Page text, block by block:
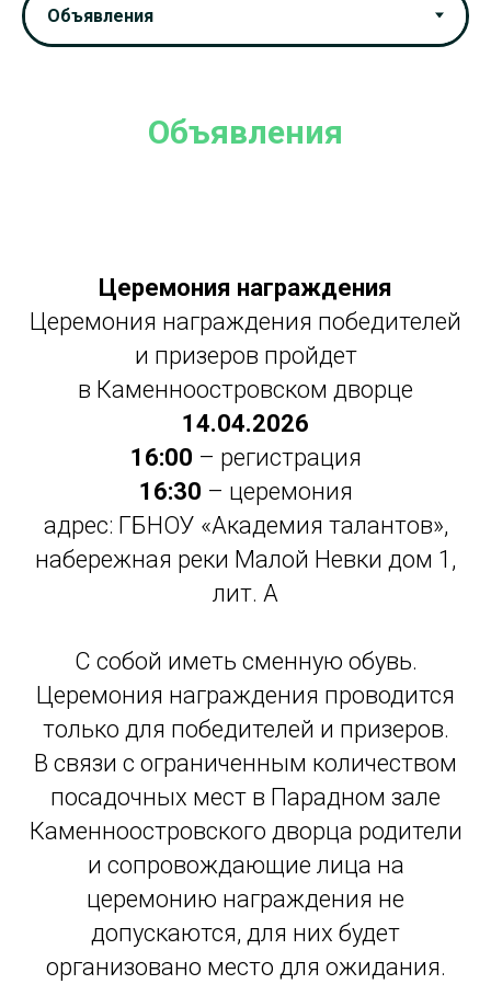
Объявления
Церемония награждения
Церемония награждения победителей
и призеров пройдет
в Каменноостровском дворце
14.04.2026
16:00 – регистрация
16:30 – церемония
адрес: ГБНОУ «Академия талантов»,
набережная реки Малой Невки дом 1,
лит. А
С собой иметь сменную обувь.
Церемония награждения проводится
только для победителей и призеров.
В связи с ограниченным количеством
посадочных мест в Парадном зале
Каменноостровского дворца родители
и сопровождающие лица на
церемонию награждения не
допускаются, для них будет
организовано место для ожидания.